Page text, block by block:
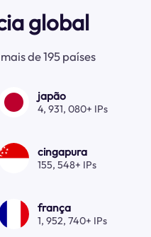
global
de 195 países
japão
4, 931, 080+ IPs
cingapura
155, 548+ IPs
frança
1, 952, 740+ IPs